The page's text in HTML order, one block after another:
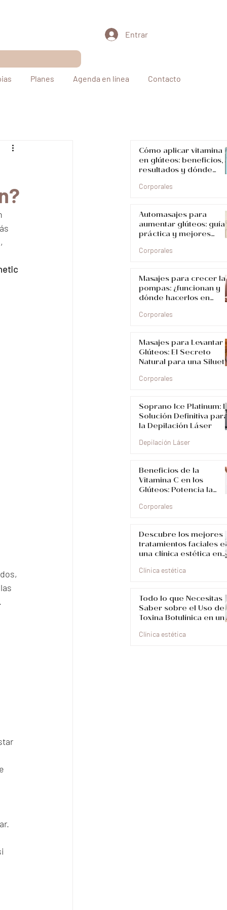
Entrar
Planes Agenda en línea Contacto
Cómo aplicar vitamina
en glúteos: beneficios,
resultados y dónde
hacerlo en Medellín
Corporales
Automasajes para
aumentar glúteos: guía
práctica y mejores
resultados
Corporales
Masajes para crecer
pompas: ¿funcionan y
dónde hacerlos en
Medellín?
Corporales
Masajes para Levantar
Glúteos: El Secreto
Natural para una
Más Tonificada
Corporales
Soprano Ice Platinum:
Solución Definitiva
la Depilación Láser
Depilación Láser
Beneficios de la
Vitamina C en los
Glúteos: Potencia la
Belleza y Salud de tu
Piel
Corporales
Descubre los mejores
tratamientos faciales
una clínica estética en
Medellín
Clínica estética
Todo lo que Necesitas
Saber sobre el Uso de
Toxina Botulínica en
Clínica Estética en
Medellín
Clínica estética